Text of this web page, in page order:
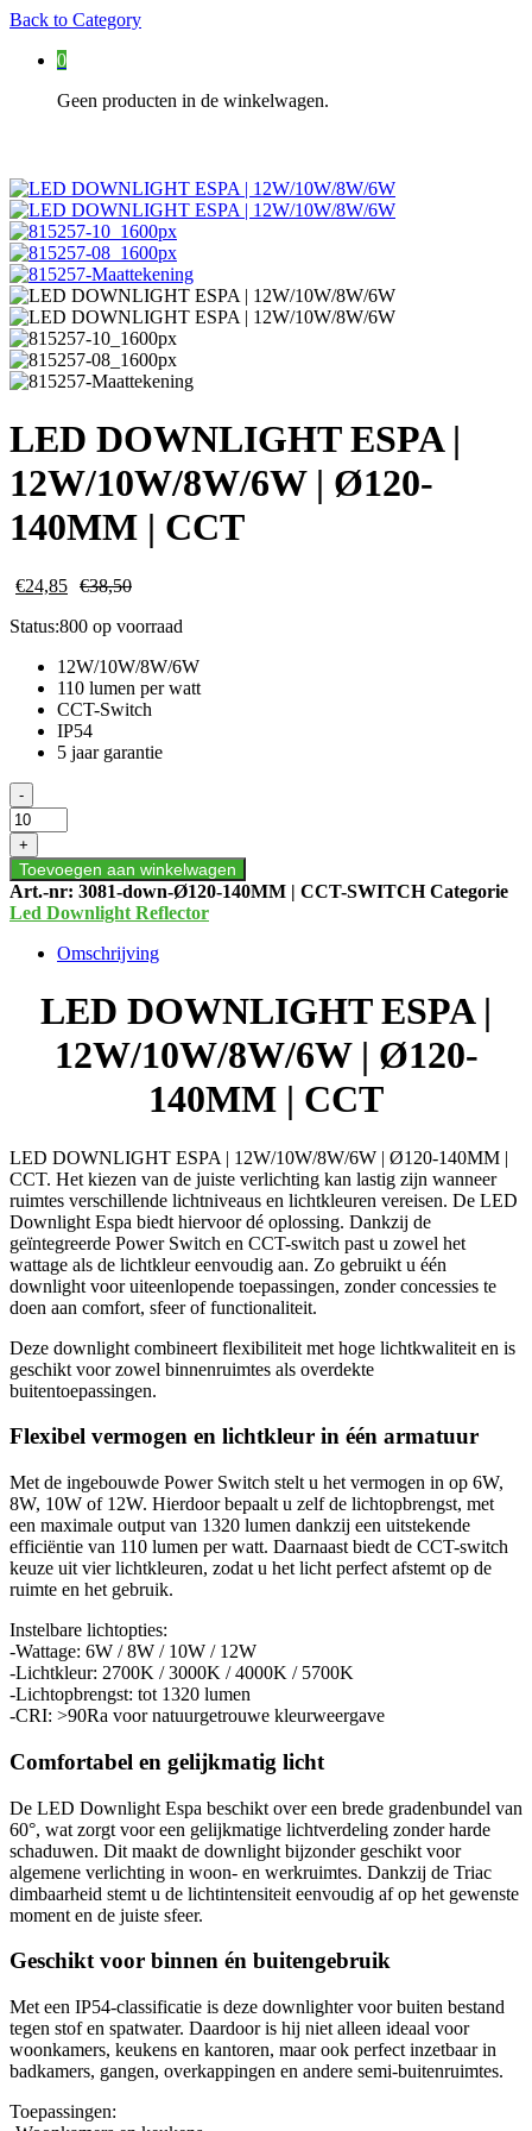
Back to Category
0
Geen producten in de winkelwagen.
LED DOWNLIGHT ESPA |
12W/10W/8W/6W | Ø120-
140MM | CCT
€24,85 €38,50
Status:800 op voorraad
12W/10W/8W/6W
110 lumen per watt
CCT-Switch
IP54
5 jaar garantie
LED
DOWNLIGHT
ESPA
|
12W/10W/8W/6W
|
Ø120-
aantal
-
+
Toevoegen aan winkelwagen
Art.-nr: 3081-down-Ø120-140MM | CCT-SWITCHCategorie
Led Downlight Reflector
Omschrijving
LED DOWNLIGHT ESPA |
12W/10W/8W/6W | Ø120-
140MM | CCT
LED DOWNLIGHT ESPA | 12W/10W/8W/6W | Ø120-140MM |
CCT. Het kiezen van de juiste verlichting kan lastig zijn wanneer
ruimtes verschillende lichtniveaus en lichtkleuren vereisen. De LED
Downlight Espa biedt hiervoor dé oplossing. Dankzij de
geïntegreerde Power Switch en CCT-switch past u zowel het
wattage als de lichtkleur eenvoudig aan. Zo gebruikt u één
downlight voor uiteenlopende toepassingen, zonder concessies te
doen aan comfort, sfeer of functionaliteit.
Deze downlight combineert flexibiliteit met hoge lichtkwaliteit en is
geschikt voor zowel binnenruimtes als overdekte
buitentoepassingen.
Flexibel vermogen en lichtkleur in één armatuur
Met de ingebouwde Power Switch stelt u het vermogen in op 6W,
8W, 10W of 12W. Hierdoor bepaalt u zelf de lichtopbrengst, met
een maximale output van 1320 lumen dankzij een uitstekende
efficiëntie van 110 lumen per watt. Daarnaast biedt de CCT-switch
keuze uit vier lichtkleuren, zodat u het licht perfect afstemt op de
ruimte en het gebruik.
Instelbare lichtopties:
-Wattage: 6W / 8W / 10W / 12W
-Lichtkleur: 2700K / 3000K / 4000K / 5700K
-Lichtopbrengst: tot 1320 lumen
-CRI: >90Ra voor natuurgetrouwe kleurweergave
Comfortabel en gelijkmatig licht
De LED Downlight Espa beschikt over een brede gradenbundel van
60°, wat zorgt voor een gelijkmatige lichtverdeling zonder harde
schaduwen. Dit maakt de downlight bijzonder geschikt voor
algemene verlichting in woon- en werkruimtes. Dankzij de Triac
dimbaarheid stemt u de lichtintensiteit eenvoudig af op het gewenste
moment en de juiste sfeer.
Geschikt voor binnen én buitengebruik
Met een IP54-classificatie is deze downlighter voor buiten bestand
tegen stof en spatwater. Daardoor is hij niet alleen ideaal voor
woonkamers, keukens en kantoren, maar ook perfect inzetbaar in
badkamers, gangen, overkappingen en andere semi-buitenruimtes.
Toepassingen: